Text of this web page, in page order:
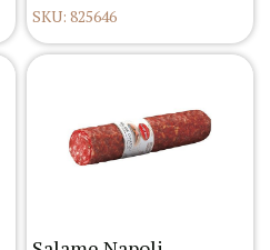
SKU: 825646